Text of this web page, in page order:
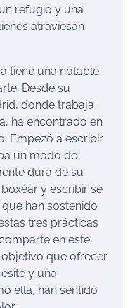
refugio y una
atraviesan
tiene una notable
Desde su
donde trabaja
ha encontrado en
Empezó a escribir
un modo de
dura de su
y escribir se
han sostenido
tres prácticas
en este
que ofrecer
y una
ella, han sentido